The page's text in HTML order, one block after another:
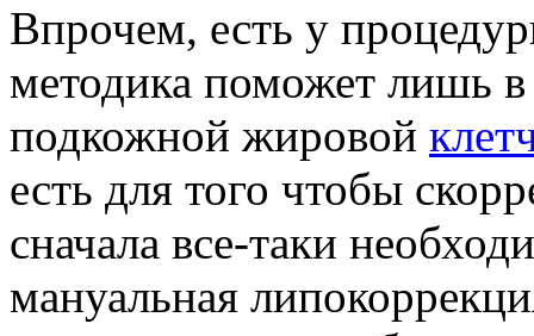
Впрочем, есть у
методика поможет лишь в
подкожной жировой
есть для того чтобы
сначала все-таки
мануальная